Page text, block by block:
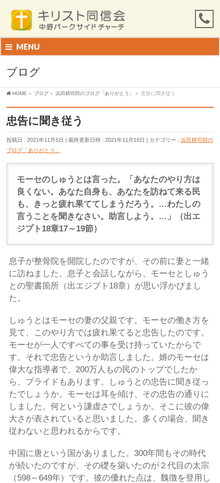
MENU
ブログ
HOME » ブログ » 浜田耕司郎のブログ「ありがとう」 » 忠告に聞き従う
忠告に聞き従う
投稿日 : 2021年11月5日 最終更新日時 : 2021年11月16日 カテゴリー :浜田耕司郎の
ブログ「ありがとう」
モーセのしゅうとは言った。「あなたのやり方は
良くない。あなた自身も、あなたを訪ねて来る民
も、きっと疲れ果ててしまうだろう。…わたしの
言うことを聞きなさい。助言しよう。…」（出エ
ジプト18章17～19節）
息子が整骨院を開院したのですが、その前に妻と一緒
に訪ねました。息子と会話しながら、モーセとしゅう
との聖書箇所（出エジプト18章）が思い浮かびまし
た。
しゅうとはモーセの妻の父親です。モーセの働き方を
見て、このやり方では疲れ果てると忠告したのです。
モーセが一人ですべての事を受け持っていたからで
す。それで忠告というか助言しました。婿のモーセは
偉大な指導者で、200万人もの民のトップでしたか
ら、プライドもあります。しゅうとの忠告に聞き従っ
たでしょうか。モーセは耳を傾け、その忠告の通りに
しました。何という謙虚さでしょうか。そこに彼の偉
大さが表されていると思いました。多くの場合、聞き
従わないと思われるからです。
中国に唐という国がありました。300年間もその時代
が続いたのですが、その礎を築いたのが２代目の太宗
（598～649年）です。彼の優れた点は、魏徴を登用し